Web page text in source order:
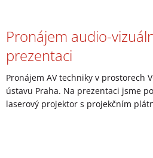
Pronájem audio-
prezentaci
Pronájem AV techniky v prostorech
ústavu Praha. Na prezentaci jsme
laserový projektor s projekčním